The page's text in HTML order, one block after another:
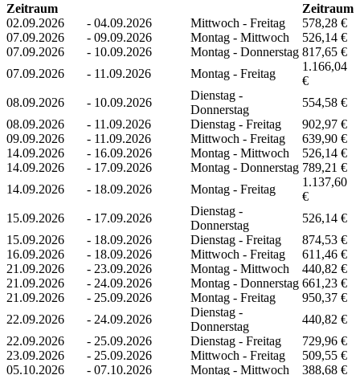
Zeitraum
Zeitraum
02.09.2026
- 04.09.2026 Mittwoch - Freitag
578,28 €
07.09.2026
- 09.09.2026 Montag - Mittwoch
526,14 €
07.09.2026
- 10.09.2026 Montag - Donnerstag 817,65 €
07.09.2026
- 11.09.2026 Montag - Freitag
1.166,04
€
08.09.2026
- 10.09.2026
Dienstag -
Donnerstag
554,58 €
08.09.2026
- 11.09.2026 Dienstag - Freitag
902,97 €
09.09.2026
- 11.09.2026 Mittwoch - Freitag
639,90 €
14.09.2026
- 16.09.2026 Montag - Mittwoch
526,14 €
14.09.2026
- 17.09.2026 Montag - Donnerstag 789,21 €
14.09.2026
- 18.09.2026 Montag - Freitag
1.137,60
€
15.09.2026
- 17.09.2026
Dienstag -
Donnerstag
526,14 €
15.09.2026
- 18.09.2026 Dienstag - Freitag
874,53 €
16.09.2026
- 18.09.2026 Mittwoch - Freitag
611,46 €
21.09.2026
- 23.09.2026 Montag - Mittwoch
440,82 €
21.09.2026
- 24.09.2026 Montag - Donnerstag 661,23 €
21.09.2026
- 25.09.2026 Montag - Freitag
950,37 €
22.09.2026
- 24.09.2026
Dienstag -
Donnerstag
440,82 €
22.09.2026
- 25.09.2026 Dienstag - Freitag
729,96 €
23.09.2026
- 25.09.2026 Mittwoch - Freitag
509,55 €
05.10.2026
- 07.10.2026 Montag - Mittwoch
388,68 €